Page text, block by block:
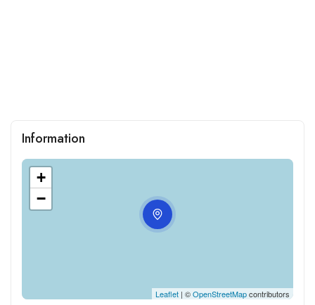
Information
+
−
Leaflet | ©OpenStreetMapcontributors